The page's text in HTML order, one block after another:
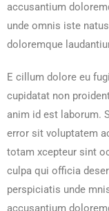
accusantium
unde omnis iste
doloremque
E cillum dolore eu
cupidatat non
anim id est laborum.
error sit voluptatem
totam xcepteur sint
culpa qui officia
perspiciatis unde
accusantium